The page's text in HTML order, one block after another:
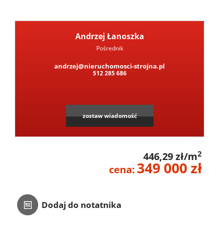
Andrzej Łanoszka
Pośrednik
andrzej@nieruchomosci-strojna.pl
512 285 686
zostaw wiadomość
446,29 zł/m2
cena: 349 000 zł
Dodaj do notatnika